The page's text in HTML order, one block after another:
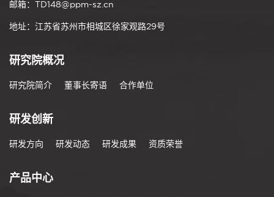
邮箱：TD148@ppm-sz.cn
地址：江苏省苏州市相城区徐家观路29号
研究院概况
研究院简介 董事长寄语 合作单位
研发创新
研发方向 研发动态 研发成果 资质荣誉
产品中心